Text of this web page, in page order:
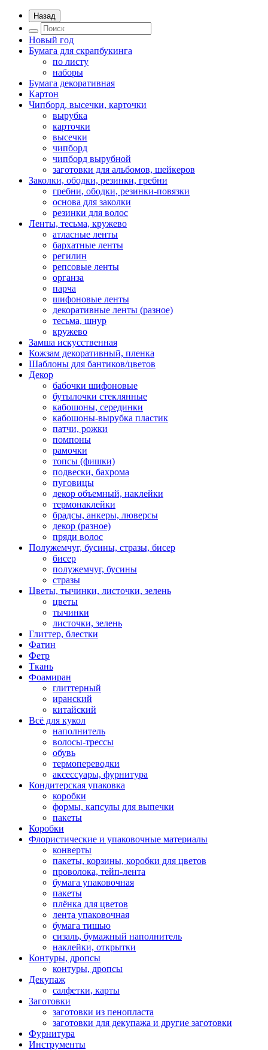
Назад
Новый год
Бумага для скрапбукинга
по листу
наборы
Бумага декоративная
Картон
Чипборд, высечки, карточки
вырубка
карточки
высечки
чипборд
чипборд вырубной
заготовки для альбомов, шейкеров
Заколки, ободки, резинки, гребни
гребни, ободки, резинки-повязки
основа для заколки
резинки для волос
Ленты, тесьма, кружево
атласные ленты
бархатные ленты
регилин
репсовые ленты
органза
парча
шифоновые ленты
декоративные ленты (разное)
тесьма, шнур
кружево
Замша искусственная
Кожзам декоративный, пленка
Шаблоны для бантиков/цветов
Декор
бабочки шифоновые
бутылочки стеклянные
кабошоны, серединки
кабошоны-вырубка пластик
патчи, рожки
помпоны
рамочки
топсы (фишки)
подвески, бахрома
пуговицы
декор объемный, наклейки
термонаклейки
брадсы, анкеры, люверсы
декор (разное)
пряди волос
Полужемчуг, бусины, стразы, бисер
бисер
полужемчуг, бусины
стразы
Цветы, тычинки, листочки, зелень
цветы
тычинки
листочки, зелень
Глиттер, блестки
Фатин
Фетр
Ткань
Фоамиран
глиттерный
иранский
китайский
Всё для кукол
наполнитель
волосы-трессы
обувь
термопереводки
аксессуары, фурнитура
Кондитерская упаковка
коробки
формы, капсулы для выпечки
пакеты
Коробки
Флористические и упаковочные материалы
конверты
пакеты, корзины, коробки для цветов
проволока, тейп-лента
бумага упаковочная
пакеты
плёнка для цветов
лента упаковочная
бумага тишью
сизаль, бумажный наполнитель
наклейки, открытки
Контуры, дропсы
контуры, дропсы
Декупаж
салфетки, карты
Заготовки
заготовки из пенопласта
заготовки для декупажа и другие заготовки
Фурнитура
Инструменты